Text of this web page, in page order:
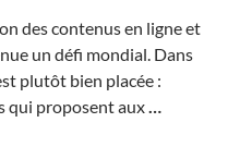
des contenus en ligne et
un défi mondial. Dans
plutôt bien placée :
qui proposent aux…